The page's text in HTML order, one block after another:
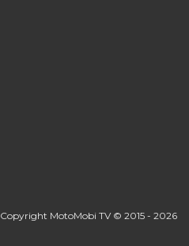
Copyright MotoMobi TV © 2015 - 2026